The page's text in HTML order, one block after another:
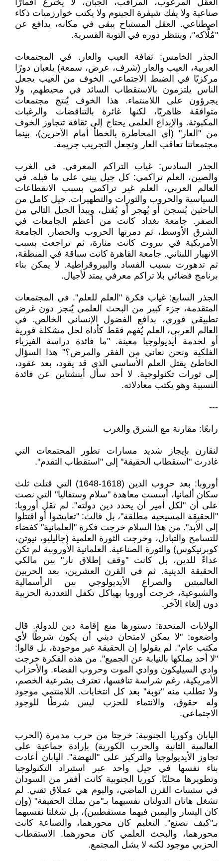
العقل المرعوب، المراقَب، الجبان، لا يخترع أقمارًا
صناعية ولا يفك شيفرة الجينوم ولا يكتب خوارزميات ذكاء
اصطناعي. العقل المستباح يبقى في مكانه، يدافع عن
"مُلَّاكه"، وينتظر دوره في التوبة القسرية.
الجذر الخامس: ثقافة العيب والعار. في المجتمعات
العربية، العيب والعار (شرف، عرض، سمعة) يلعبان دورًا
مركزيًا في الضبط الاجتماعي. الخوف من العيب يجعل
الناس يلتزمون بالاستقطاب السائد في محيطهم، ولا
يجرؤون على اللامنتماء. هذا الخوف يُنتج مجتمعات
متوافقة ظاهريًا، لكنها غائرة بالتناقضات والرغبات
المكبوتة. والإبداع العلمي يحتاج إلى ثقافة تتجاوز الخوف
من "العار" (أي المخاطرة بالخطأ أمام الآخرين)، بينما
مجتمعاتنا تعاقب العار وتجعل التجريب جريمة.
الجذر السادس: غياب التراكم المعرفي. في الغرب
والصين، العلم تراكمي: كل جيل يبني على ما قبله. في
العالم العربي، العلم غير تراكمي بسبب الانقطاعات
السياسية والحروب والثورات والتطهيرات. جيل كامل من
الباحثين يُسجن أو يُهجر أو يُقتل، ويبدأ الجيل التالي من
الصفر. جامعة بغداد كانت من أعظم الجامعات في
الشرق الأوسط، ثم دمرتها الحروب والحصار. الجامعة
الأمريكية في بيروت كانت منارة، ثم تراجعت بسبب
الانهيار اللبناني. جامعة القاهرة كانت سباقة في المنطقة،
ثم تدهورت بسبب الفساد والبيروقراطية. لا يمكن بناء
برنامج فضائي بلا تراكم معرفي يمتد لأجيال.
الجذر السابع: غياب فكرة "العلم للعلم". في المجتمعات
المتقدمة، جزء كبير من البحث العلمي يُنجز دون غرض
تطبيقي فوري، بدافع الفضول الإنساني الخالص. في
العالم العربي، العلم يُفهم فقط كأداة لحل مشكلة فورية
أو لخدمة أيديولوجيا معينة. "ما فائدة دراسة الفيزياء
الفلكية ونحن نعاني من الفقر والمرض؟" هذا السؤال
الخاطئ يقتل العلم الأساسي الذي قد يقود، بعد عقود،
إلى ثورات تكنولوجية. لا أحد سأل أينشتاين عن فائدة
النسبية وهو يكتب معادلاته.
---
رابعًا: مقارنة مع الشرق والغرب
لنقارن بإيجاز شديد مسارات تطور المجتمعات التي
غادرت "استقطاب الحقيقة" إلى "استقطاب التقدم".
أوروبا: بعد حروب الدين (1618-1648) التي قتلت ثلث
سكان ألمانيا، أسست معاهدة "سلام وستفاليا" التي نصت
على أن "لكل أمير أن يحدد دين دولته". لم تقل أوروبا:
"الحقيقة المسيحية مطلقة"، بل قالت: "تعايشوا أو اقتتلوا
إلى الأبد". من هذا السلام خرجت فكرة "العلمانية" كفضاء
للتسامح والتبادل، وخرجت الثورة العلمية (جاليليو، نيوتن،
كوبرنيكوس) والثورة الصناعية. العلمانية الأوروبية لم تكن
عداءً للدين، بل كانت "وقف إطلاق نار" بين مالكي
الحقيقة الدينية. ثم في القرن العشرين، بعد الحربين
العالميتين والصراع الأيديولوجي بين الرأسمالية
والشيوعية، خرجت أوروبا بهياكل تكفل التعددية الحزبية
دون إلغاء الآخر.
الولايات المتحدة: دستورها منع إقامة دين للدولة. قال
واضعوه: "لا يمكن لامتحان ديني أن يكون شرطًا لأي
مكتب عام". لم يقولوا إن الحقيقة غير موجودة، بل قالوا:
"لا أحد يملكها بالنيابة عن الجميع". من هذه الفكرة خرجت
وادي السيليكون ووادي الموت وحروب الفضاء. والأحزاب
الأمريكية، رغم شراسة تنافسها، تعترف بشرعية الخصم،
ولا تطلب منه "توبة" بعد كل انتخابات. اللامنتمي موجود
وله حقوق، والانتماء للحزب ليس شرطًا للوجود
الاجتماعي.
اليابان وكوريا الجنوبية: خرجتا من حرب مدمرة (الحرب
العالمية الثانية والحرب الكورية) بإرادة جماعية على
تجاوز الأيديولوجيا والتركيز على "النهضة". اليابان أعادت
بناء نفسها في جيل واحد عبر استيراد التكنولوجيا
وتطويرها محليًا. كوريا الجنوبية كانت أفقر من السودان
في ستينيات القرن الماضي، واليوم هي عملاق تقني. لم
تشغل هاتان الدولتان نفسيهما بـ"من يملك الحقيقة" (وإن
كان اليسار واليمين فيهما مستقطبين)، بل شغلتا نفسيهما
بـ"كيف نصنع". التعليم كان محورهما، والصناعة كانت
محورهما، والبحث العلمي كان محورهما. الاستقطاب
الحزبي موجود لكنه لا يشل المجتمع.